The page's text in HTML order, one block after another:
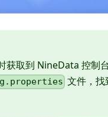
获取到 NineData 控制
文件，